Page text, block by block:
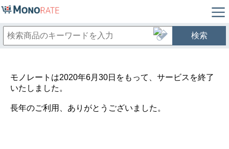
検索
モノレートは2020年6月30日をもって、サービスを終了
いたしました。
長年のご利用、ありがとうございました。